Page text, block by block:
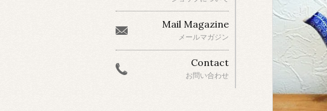
Mail Magazine
メールマガジン
Contact
お問い合わせ